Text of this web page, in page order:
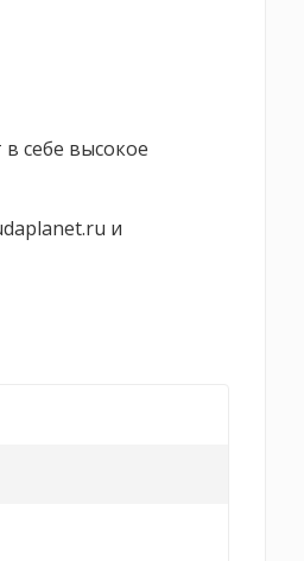
себе высокое
и